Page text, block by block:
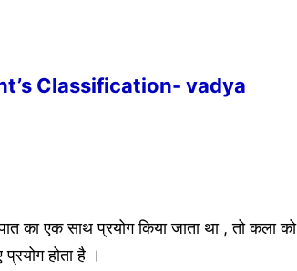
Classification- vadya
का एक साथ प्रयोग किया जाता था , तो कला को
होता है ।